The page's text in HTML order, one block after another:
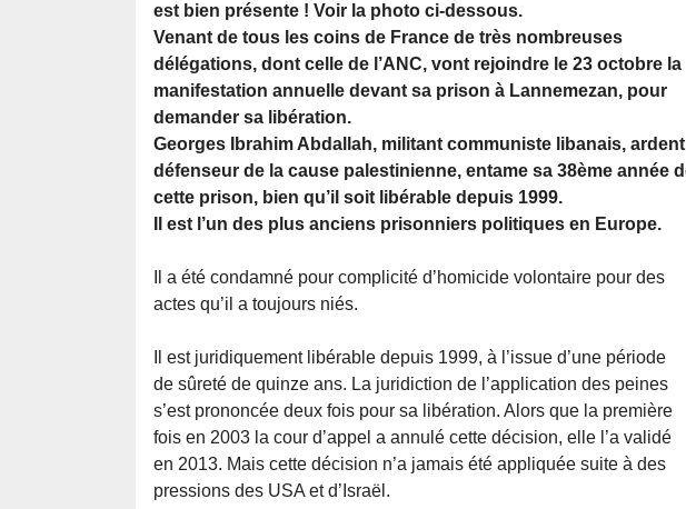
est bien présente ! Voir la photo ci-dessous.
Venant de tous les coins de France de très nombreuses
délégations, dont celle de l’ANC, vont rejoindre le 23 octobre la
manifestation annuelle devant sa prison à Lannemezan, pour
demander sa libération.
Georges Ibrahim Abdallah, militant communiste libanais, ardent
défenseur de la cause palestinienne, entame sa 38ème année
cette prison, bien qu’il soit libérable depuis 1999.
Il est l’un des plus anciens prisonniers politiques en Europe.
Il a été condamné pour complicité d’homicide volontaire pour des
actes qu’il a toujours niés.
Il est juridiquement libérable depuis 1999, à l’issue d’une période
de sûreté de quinze ans. La juridiction de l’application des peines
s’est prononcée deux fois pour sa libération. Alors que la première
fois en 2003 la cour d’appel a annulé cette décision, elle l’a validé
en 2013. Mais cette décision n’a jamais été appliquée suite à des
pressions des USA et d’Israël.